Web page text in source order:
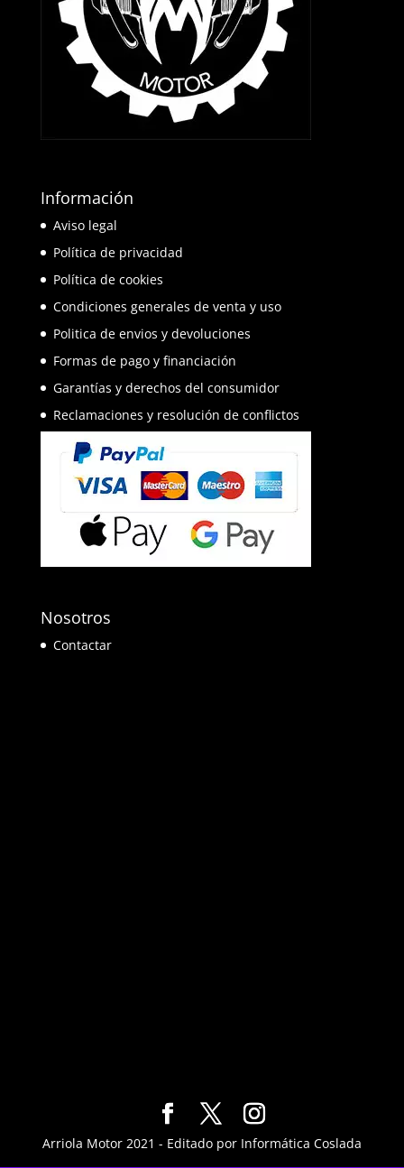
Información
Aviso legal
Política de privacidad
Política de cookies
Condiciones generales de venta y uso
Politica de envios y devoluciones
Formas de pago y financiación
Garantías y derechos del consumidor
Reclamaciones y resolución de conflictos
Nosotros
Contactar
Arriola Motor 2021 - Editado por Informática Coslada